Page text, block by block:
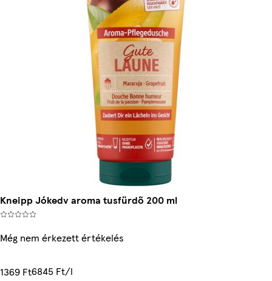
Kneipp Jókedv aroma tusfürdő 200 ml
Még nem érkezett értékelés
1369 Ft6845 Ft/l